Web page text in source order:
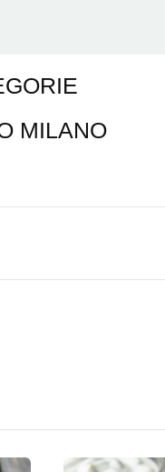
MILANO